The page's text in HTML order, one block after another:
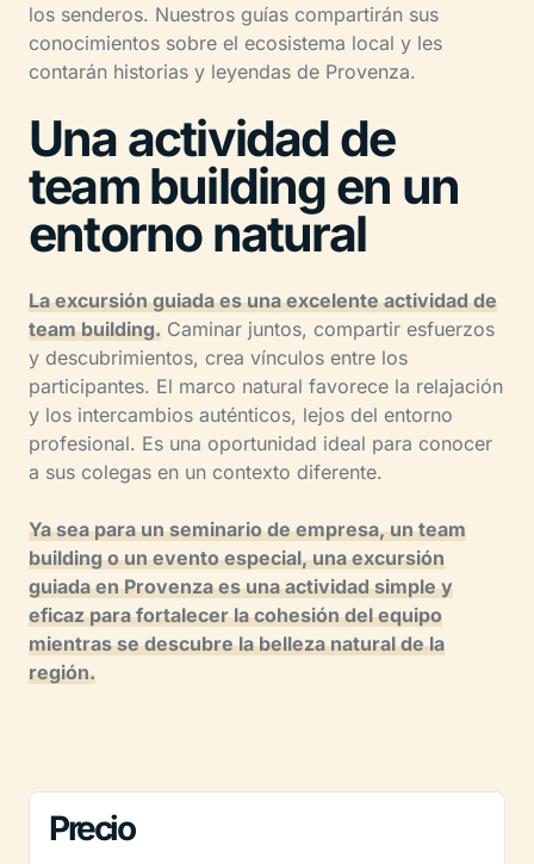
los senderos. Nuestros guías compartirán sus
conocimientos sobre el ecosistema local y les
contarán historias y leyendas de Provenza.
Una actividad de
team building en un
entorno natural
La excursión guiada es una excelente actividad de
team building. Caminar juntos, compartir esfuerzos
y descubrimientos, crea vínculos entre los
participantes. El marco natural favorece la relajación
y los intercambios auténticos, lejos del entorno
profesional. Es una oportunidad ideal para conocer
a sus colegas en un contexto diferente.
Ya sea para un seminario de empresa, un team
building o un evento especial, una excursión
guiada en Provenza es una actividad simple y
eficaz para fortalecer la cohesión del equipo
mientras se descubre la belleza natural de la
región.
Precio